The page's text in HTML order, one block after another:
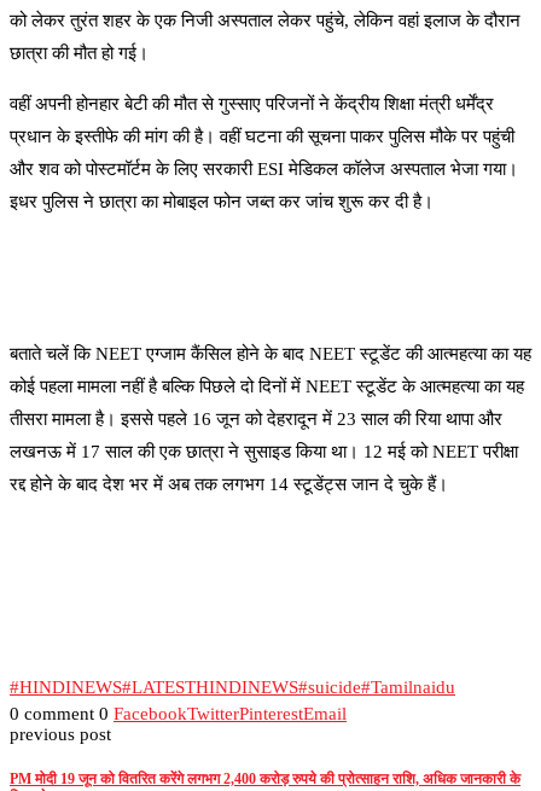
को लेकर तुरंत शहर के एक निजी अस्पताल लेकर पहुंचे, लेकिन वहां इलाज के दौरान
छात्रा की मौत हो गई।
वहीं अपनी होनहार बेटी की मौत से गुस्साए परिजनों ने केंद्रीय शिक्षा मंत्री धर्मेंद्र
प्रधान के इस्तीफे की मांग की है। वहीं घटना की सूचना पाकर पुलिस मौके पर पहुंची
और शव को पोस्टमॉर्टम के लिए सरकारी ESI मेडिकल कॉलेज अस्पताल भेजा गया।
इधर पुलिस ने छात्रा का मोबाइल फोन जब्त कर जांच शुरू कर दी है।
बताते चलें कि NEET एग्जाम कैंसिल होने के बाद NEET स्टूडेंट की आत्महत्या का यह
कोई पहला मामला नहीं है बल्कि पिछले दो दिनों में NEET स्टूडेंट के आत्महत्या का यह
तीसरा मामला है। इससे पहले 16 जून को देहरादून में 23 साल की रिया थापा और
लखनऊ में 17 साल की एक छात्रा ने सुसाइड किया था। 12 मई को NEET परीक्षा
रद्द होने के बाद देश भर में अब तक लगभग 14 स्टूडेंट्स जान दे चुके हैं।
#HINDINEWS#LATESTHINDINEWS#suicide#Tamilnaidu
0 comment 0 FacebookTwitterPinterestEmail
previous post
PM मोदी 19 जून को वितरित करेंगे लगभग 2,400 करोड़ रुपये की प्रोत्साहन राशि, अधिक जानकारी के